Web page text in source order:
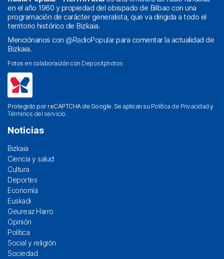
en el año 1960 y propiedad del obispado de Bilbao con una
programación de carácter generalista, que va dirigida a todo el
territorio histórico de Bizkaia.
Menciónanos con @RadioPopularpara comentar la actualidad de
Bizkaia.
Fotos en colaboración con Depositphotos
Protegido por reCAPTCHA de Google. Se aplican su Política de Privacidad y
Términos del servicio.
Noticias
Bizkaia
Ciencia y salud
Cultura
Deportes
Economía
Euskadi
Geureaz Harro
Opinión
Política
Social y religión
Sociedad